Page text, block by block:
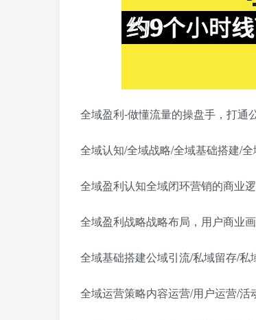
全域盈利-做懂流量的操盘手，打通
全域认知/全域战略/全域基础搭建/
全域盈利认知全域闭环营销的商业
全域盈利战略战略布局，用户商业
全域基础搭建公域引流/私域留存/私
全域运营策略内容运营/用户运营/